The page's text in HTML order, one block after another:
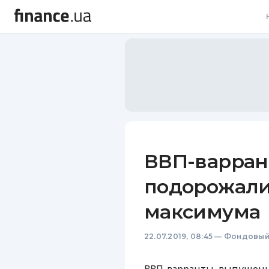
ВВП-
максимума
22.07.2019, 08:45 —